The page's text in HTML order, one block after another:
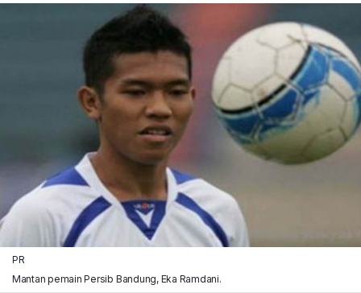
PR
Mantan pemain Persib Bandung, Eka Ramdani.